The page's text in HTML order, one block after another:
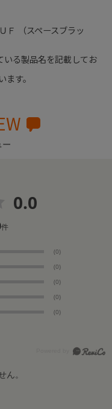
（スペースブラッ
いる製品名を記載してお
す。
0.0
件
(0)
(0)
(0)
(0)
(0)
ん。